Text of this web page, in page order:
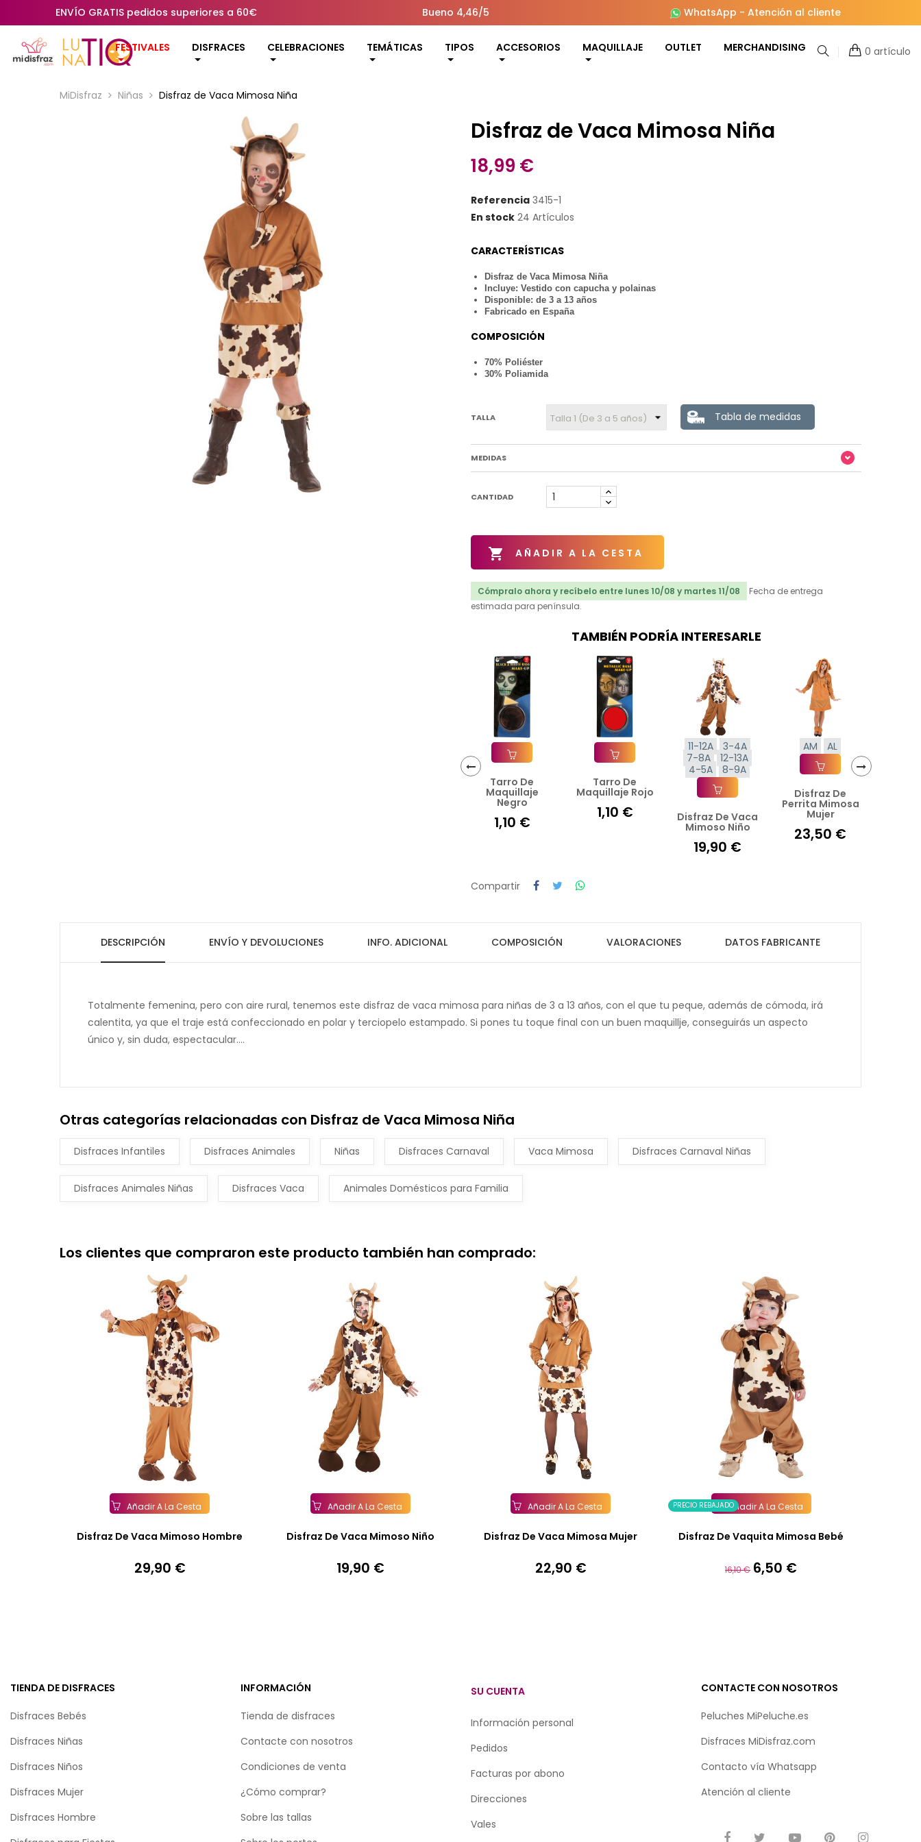
ENVÍO GRATIS pedidos superiores a 60€ Bueno 4,46/5 WhatsApp - Atención al cliente
FESTIVALES DISFRACES CELEBRACIONES TEMÁTICAS TIPOS ACCESORIOS MAQUILLAJE OUTLET MERCHANDISING 0 artículo
MiDisfraz Niñas Disfraz de Vaca Mimosa Niña
Disfraz de Vaca Mimosa Niña
18,99 €
Referencia 3415-1
En stock 24 Artículos
CARACTERÍSTICAS
Disfraz de Vaca Mimosa Niña
Incluye: Vestido con capucha y polainas
Disponible: de 3 a 13 años
Fabricado en España
COMPOSICIÓN
70% Poliéster
30% Poliamida
TALLA Tabla de medidas
MEDIDAS
CANTIDAD
 AÑADIR A LA CESTA
Cómpralo ahora y recíbelo entre lunes 10/08 y martes 11/08
Fecha de entrega
estimada para península.
TAMBIÉN PODRÍA INTERESARLE
Añadir A La Cesta
Tarro De
Maquillaje
Negro
1,10 €
Añadir A La Cesta
Tarro De
Maquillaje Rojo
1,10 €
11-12A
3-4A
7-8A
12-13A
4-5A
8-9A
Añadir A La Cesta
Disfraz De Vaca
Mimoso Niño
19,90 €
AM AL
Añadir A La Cesta
Disfraz De
Perrita Mimosa
Mujer
23,50 €
Compartir
DESCRIPCIÓN ENVÍO Y DEVOLUCIONES INFO. ADICIONAL COMPOSICIÓN VALORACIONES DATOS FABRICANTE
Totalmente femenina, pero con aire rural, tenemos este disfraz de vaca mimosa para niñas de 3 a 13 años, con el que tu peque, además de cómoda, irá
calentita, ya que el traje está confeccionado en polar y terciopelo estampado. Si pones tu toque final con un buen maquillje, conseguirás un aspecto
único y, sin duda, espectacular....
Otras categorías relacionadas con Disfraz de Vaca Mimosa Niña
Disfraces Infantiles Disfraces Animales Niñas Disfraces Carnaval Vaca Mimosa Disfraces Carnaval Niñas
Disfraces Animales Niñas Disfraces Vaca Animales Domésticos para Familia
Los clientes que compraron este producto también han comprado:
Añadir A La Cesta
Disfraz De Vaca Mimoso Hombre
Precio
29,90 €
Añadir A La Cesta
Disfraz De Vaca Mimoso Niño
Precio
19,90 €
Añadir A La Cesta
Disfraz De Vaca Mimosa Mujer
Precio
22,90 €
PRECIO REBAJADOAñadir A La Cesta
Disfraz De Vaquita Mimosa Bebé
Precio
16,10 € Precio
6,50 €
TIENDA DE DISFRACES
Disfraces Bebés
Disfraces Niñas
Disfraces Niños
Disfraces Mujer
Disfraces Hombre
INFORMACIÓN
Tienda de disfraces
Contacte con nosotros
Condiciones de venta
¿Cómo comprar?
Sobre las tallas
SU CUENTA
Información personal
Pedidos
Facturas por abono
Direcciones
Vales
CONTACTE CON NOSOTROS
Peluches MiPeluche.es
Disfraces MiDisfraz.com
Contacto vía Whatsapp
Atención al cliente